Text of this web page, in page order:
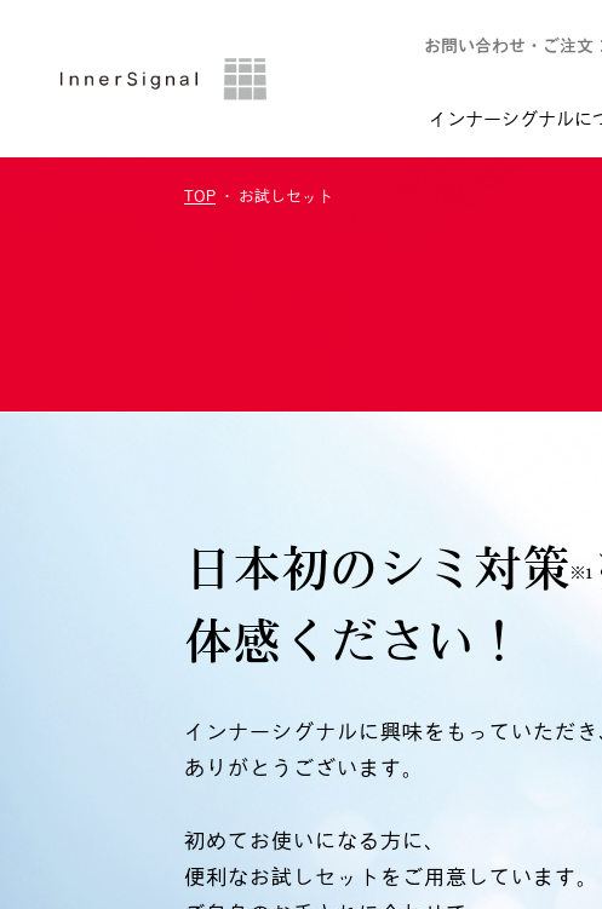
お問い合わせ・ご注文
インナーシグナルに
TOP お試しセット
日本初のシミ対策※1
体感ください！
インナーシグナルに興味をもっていただき
ありがとうございます。
初めてお使いになる方に、
便利なお試しセットをご用意しています。